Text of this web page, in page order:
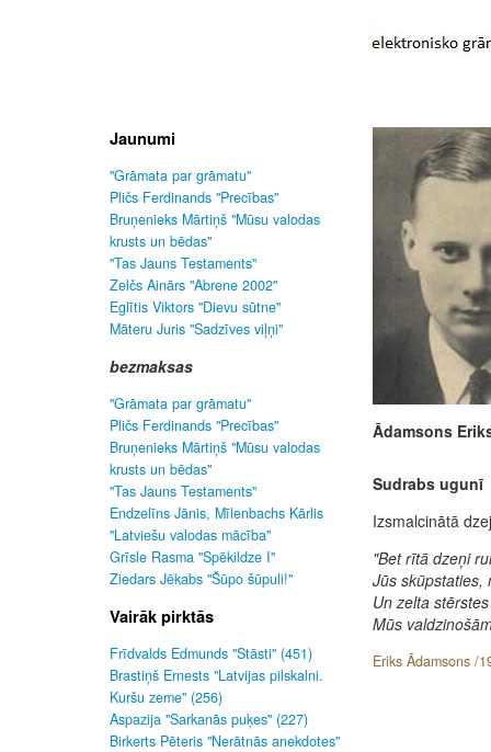
Jaunumi
"Grāmata par grāmatu"
Pličs Ferdinands "Precības"
Bruņenieks Mārtiņš "Mūsu valodas
krusts un bēdas"
"Tas Jauns Testaments"
Zelčs Ainārs "Abrene 2002"
Eglītis Viktors "Dievu sūtne"
Māteru Juris "Sadzīves viļņi"
bezmaksas
"Grāmata par grāmatu"
Pličs Ferdinands "Precības"
Bruņenieks Mārtiņš "Mūsu valodas
krusts un bēdas"
"Tas Jauns Testaments"
Endzelīns Jānis, Mīlenbachs Kārlis
"Latviešu valodas mācība"
Grīsle Rasma "Spēkildze I"
Ziedars Jēkabs "Šūpo šūpuli!"
Vairāk pirktās
Frīdvalds Edmunds "Stāsti" (451)
Brastiņš Ernests "Latvijas pilskalni.
Kuršu zeme" (256)
Aspazija "Sarkanās puķes" (227)
Birkerts Pēteris "Nerātnās anekdotes"
Ādamsons
Sudrabs ugunī
Izsmalcinātā
"Bet rītā dzeņi
Jūs skūpstaties,
Un zelta
Mūs
Eriks Ādamsons /